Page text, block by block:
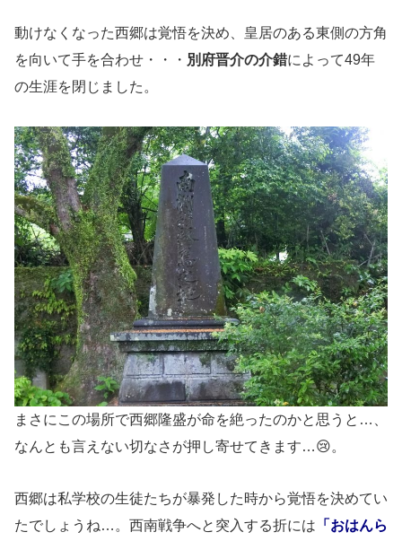
動けなくなった西郷は覚悟を決め、皇居のある東側の方角
を向いて手を合わせ・・・ 別府晋介の介錯によって49年
の生涯を閉じました。
まさにこの場所で西郷隆盛が命を絶ったのかと思うと…、
なんとも言えない切なさが押し寄せてきます…😢。
西郷は私学校の生徒たちが暴発した時から覚悟を決めてい
たでしょうね…。西南戦争へと突入する折には 「おはんら